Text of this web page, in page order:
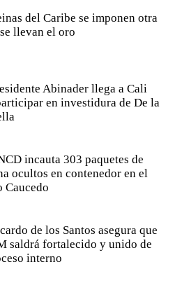
del Caribe se imponen otra
llevan el oro
Abinader llega a Cali
en investidura de De la
incauta 303 paquetes de
ocultos en contenedor en el
Caucedo
de los Santos asegura que
saldrá fortalecido y unido de
interno